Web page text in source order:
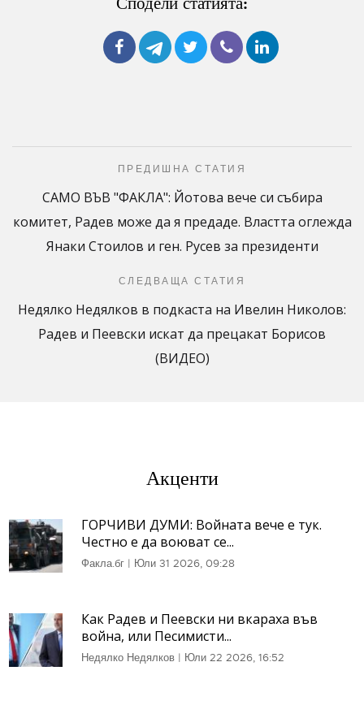
ПРЕДИШНА СТАТИЯ
САМО ВЪВ "ФАКЛА": Йотова вече си събира
комитет, Радев може да я предаде. Властта оглежда
Янаки Стоилов и ген. Русев за президенти
СЛЕДВАЩА СТАТИЯ
Недялко Недялков в подкаста на Ивелин Николов:
Радев и Пеевски искат да прецакат Борисов
(ВИДЕО)
Акценти
ГОРЧИВИ ДУМИ: Войната вече е тук.
Честно е да воюват се...
Факла.бг | Юли 31 2026, 09:28
Как Радев и Пеевски ни вкараха във
война, или Песимисти...
Недялко Недялков | Юли 22 2026, 16:52